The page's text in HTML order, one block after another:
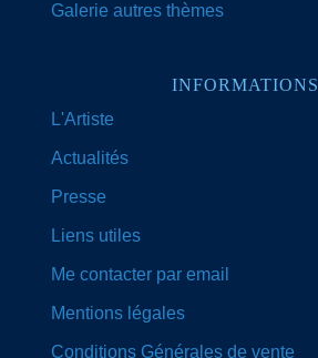
Galerie autres thèmes
INFORMATIONS
L'Artiste
Actualités
Presse
Liens utiles
Me contacter par email
Mentions légales
Conditions Générales de vente